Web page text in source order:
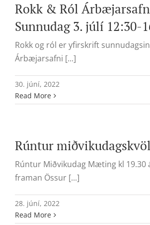
Rokk & Ról
Sunnudag 3. júlí 12:30-
Rokk og ról er yfirskrift
Árbæjarsafni [...]
30. júní, 2022
Read More
Rúntur
Rúntur Miðvikudag Mæting kl 19.30
framan Össur [...]
28. júní, 2022
Read More